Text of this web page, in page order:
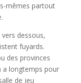
mêmes partout
dessous,
fuyards.
des provinces
a longtemps pour
de jeu